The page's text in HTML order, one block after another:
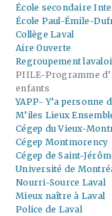
École secondaire
École Paul-Émile-
Collège Laval
Aire Ouverte
Regroupement
PIILE-Programme
enfants
YAPP- Y’a personne
M’iles Lieux
Cégep du Vieux-
Cégep Montmorency
Cégep de Saint-
Université de
Nourri-Source Laval
Mieux naître à Laval
Police de Laval